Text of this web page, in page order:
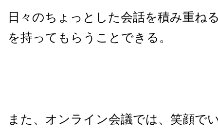
日々のちょっとした会話を積み重ね
を持ってもらうことできる。
また、オンライン会議では、笑顔で